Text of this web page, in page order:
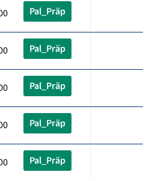
Pal_Präp
Pal_Präp
Pal_Präp
Pal_Präp
Pal_Präp